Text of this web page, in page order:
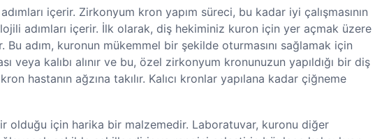
içerir. Zirkonyum kron yapım süreci, bu kadar iyi çalışmasının
adımları içerir. İlk olarak, diş hekiminiz kuron için yer açmak üzere
Bu adım, kuronun mükemmel bir şekilde oturmasını sağlamak için
veya kalıbı alınır ve bu, özel zirkonyum kronunuzun yapıldığı bir diş
hastanın ağzına takılır. Kalıcı kronlar yapılana kadar çiğneme
olduğu için harika bir malzemedir. Laboratuvar, kuronu diğer